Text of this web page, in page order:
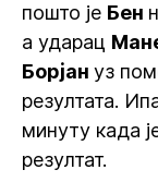
пошто је Бен
а ударац
Борјан уз
резултата.
минуту када
резултат.